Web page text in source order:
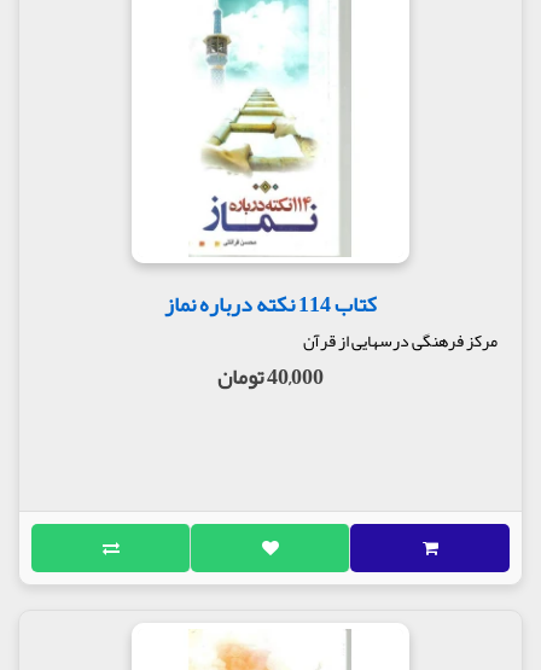
کتاب 114 نکته درباره نماز
مرکز فرهنگی درسهایی از قرآن
40,000 تومان